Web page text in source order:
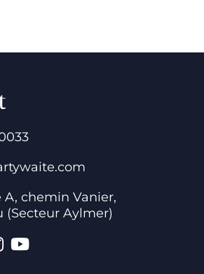
A, chemin Vanier,
(Secteur Aylmer)